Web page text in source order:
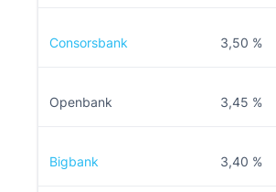
Consorsbank 3,50 %
Openbank 3,45 %
Bigbank 3,40 %